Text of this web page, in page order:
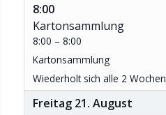
8:00
Kartonsammlung
8:00 – 8:00
Kartonsammlung
Wiederholt sich alle 2 Wochen
Freitag 21. August